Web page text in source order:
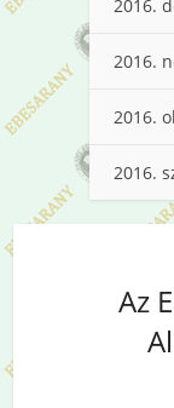
2016.
2016.
2016.
2016.
Az